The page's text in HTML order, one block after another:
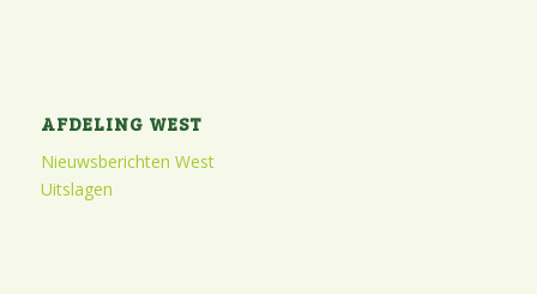
AFDELING WEST
Nieuwsberichten West
Uitslagen